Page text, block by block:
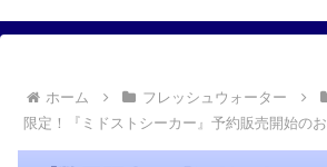
ホーム フレッシュウォーター
限定！『ミドストシーカー』予約販売開始のお